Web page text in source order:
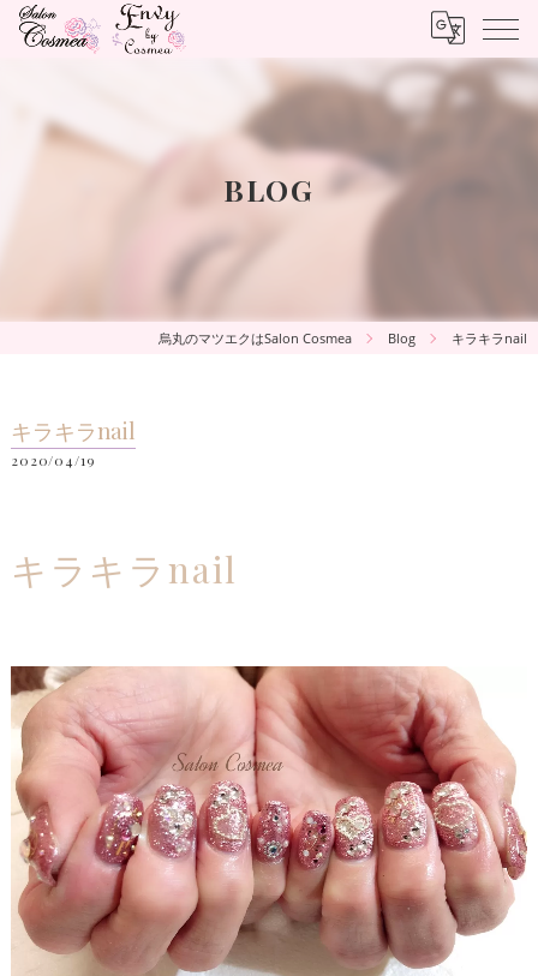
BLOG
烏丸のマツエクはSalon Cosmea Blog キラキラnail
キラキラnail
2020/04/19
キラキラnail